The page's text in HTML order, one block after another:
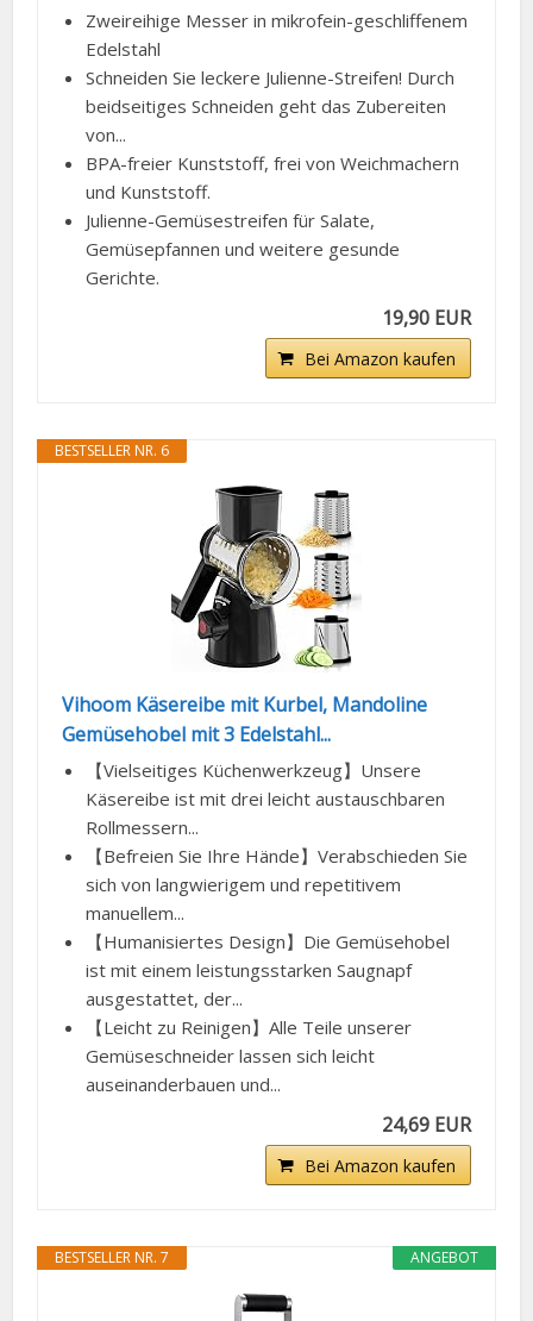
Zweireihige Messer in mikrofein-geschliffenem
Edelstahl
Schneiden Sie leckere Julienne-Streifen! Durch
beidseitiges Schneiden geht das Zubereiten
von...
BPA-freier Kunststoff, frei von Weichmachern
und Kunststoff.
Julienne-Gemüsestreifen für Salate,
Gemüsepfannen und weitere gesunde
Gerichte.
19,90 EUR
Bei Amazon kaufen
BESTSELLER NR. 6
Vihoom Käsereibe mit Kurbel, Mandoline
Gemüsehobel mit 3 Edelstahl...
【Vielseitiges Küchenwerkzeug】Unsere
Käsereibe ist mit drei leicht austauschbaren
Rollmessern...
【Befreien Sie Ihre Hände】Verabschieden Sie
sich von langwierigem und repetitivem
manuellem...
【Humanisiertes Design】Die Gemüsehobel
ist mit einem leistungsstarken Saugnapf
ausgestattet, der...
【Leicht zu Reinigen】Alle Teile unserer
Gemüseschneider lassen sich leicht
auseinanderbauen und...
24,69 EUR
Bei Amazon kaufen
ANGEBOT
BESTSELLER NR. 7